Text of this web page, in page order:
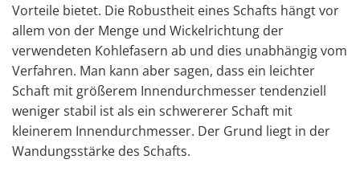
Vorteile bietet. Die Robustheit eines Schafts hängt vor
allem von der Menge und Wickelrichtung der
verwendeten Kohlefasern ab und dies unabhängig vom
Verfahren. Man kann aber sagen, dass ein leichter
Schaft mit größerem Innendurchmesser tendenziell
weniger stabil ist als ein schwererer Schaft mit
kleinerem Innendurchmesser. Der Grund liegt in der
Wandungsstärke des Schafts.